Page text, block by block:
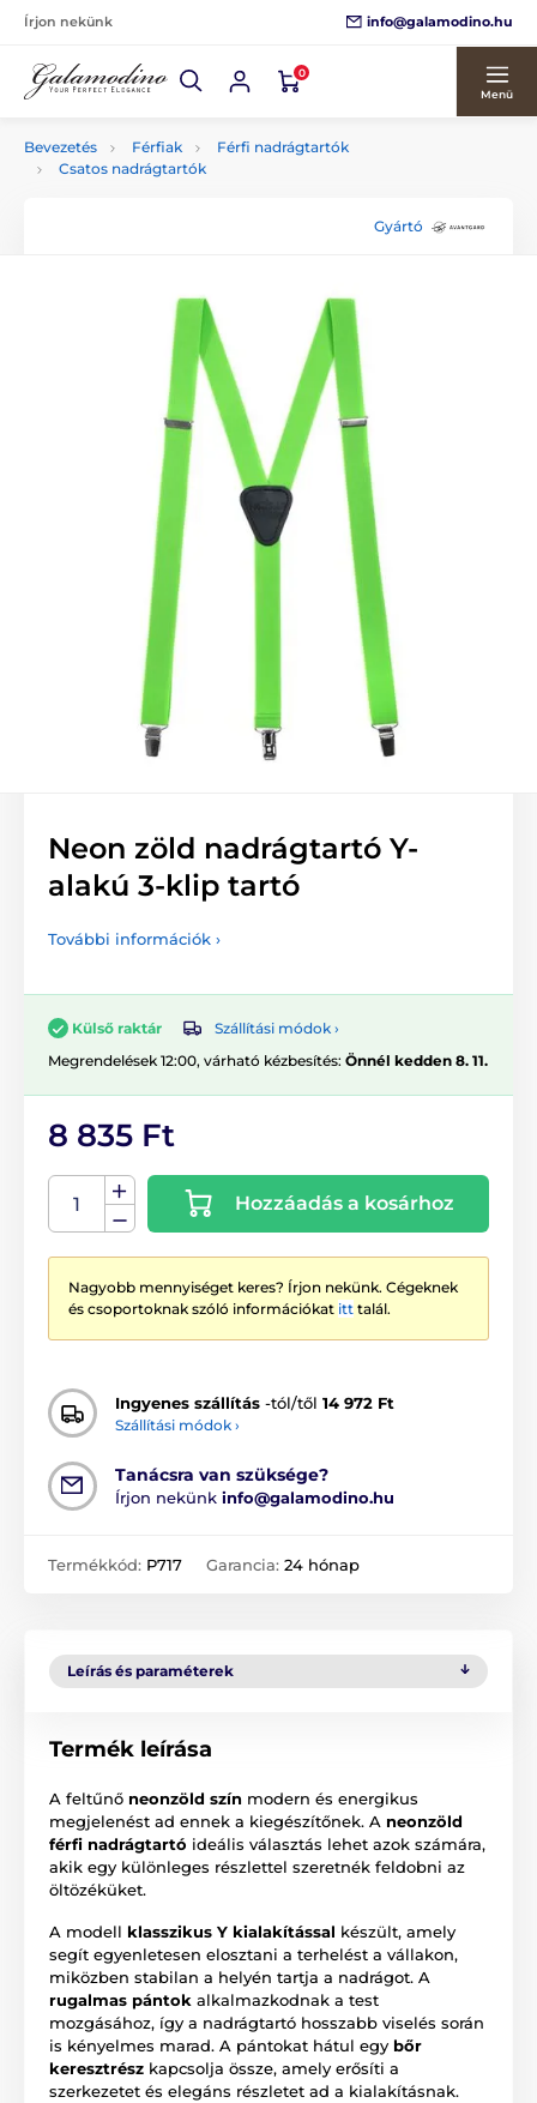
Írjon nekünk info@galamodino.hu
0
Menü
Bevezetés Férfiak
Férfi nadrágtartók
Csatos nadrágtartók
Gyártó
Neon zöld nadrágtartó Y-
alakú 3-klip tartó
További információk ›
Külső raktár
Szállítási módok ›
Megrendelések 12:00, várható kézbesítés: Önnél kedden 8. 11.
8 835 Ft
Hozzáadás a kosárhoz
Nagyobb mennyiséget keres? Írjon nekünk. Cégeknek
és csoportoknak szóló információkat itt talál.
Ingyenes szállítás -tól/től 14 972 Ft
Szállítási módok ›
Tanácsra van szüksége?
Írjon nekünk info@galamodino.hu
Termékkód: P717 Garancia: 24 hónap
Leírás és paraméterek
Termék leírása
A feltűnő neonzöld szín modern és energikus
megjelenést ad ennek a kiegészítőnek. A neonzöld
férfi nadrágtartó ideális választás lehet azok számára,
akik egy különleges részlettel szeretnék feldobni az
öltözéküket.
A modell klasszikus Y kialakítással készült, amely
segít egyenletesen elosztani a terhelést a vállakon,
miközben stabilan a helyén tartja a nadrágot. A
rugalmas pántok alkalmazkodnak a test
mozgásához, így a nadrágtartó hosszabb viselés során
is kényelmes marad. A pántokat hátul egy bőr
keresztrész kapcsolja össze, amely erősíti a
szerkezetet és elegáns részletet ad a kialakításnak.